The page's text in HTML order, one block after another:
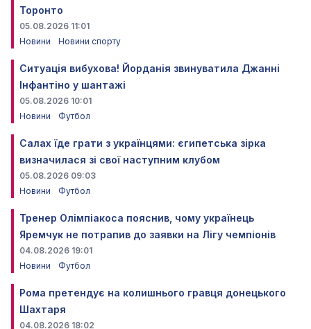
Торонто
05.08.2026 11:01
Новини
Новини спорту
Ситуація вибухова! Йорданія звинуватила Джанні
Інфантіно у шантажі
05.08.2026 10:01
Новини
Футбол
Салах їде грати з українцями: єгипетська зірка
визначилася зі свої наступним клубом
05.08.2026 09:03
Новини
Футбол
Тренер Олімпіакоса пояснив, чому українець
Яремчук не потрапив до заявки на Лігу чемпіонів
04.08.2026 19:01
Новини
Футбол
Рома претендує на колишнього гравця донецького
Шахтаря
04.08.2026 18:02